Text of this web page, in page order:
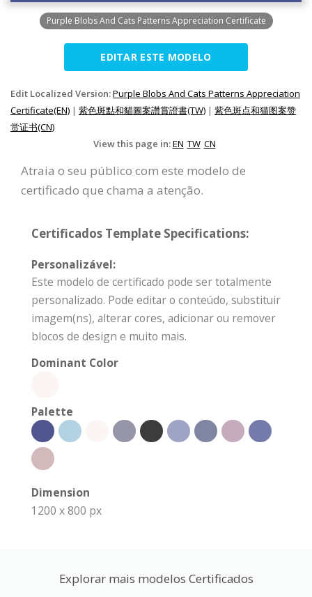
Purple Blobs And Cats Patterns Appreciation Certificate
EDITAR ESTE MODELO
Edit Localized Version:Purple Blobs And Cats Patterns Appreciation
Certificate(EN) | 紫色斑點和貓圖案讚賞證書(TW) | 紫色斑点和猫图案赞
赏证书(CN)
View this page in:EN TW CN
Atraia o seu público com este modelo de
certificado que chama a atenção.
Certificados Template Specifications:
Personalizável:
Este modelo de certificado pode ser totalmente
personalizado. Pode editar o conteúdo, substituir
imagem(ns), alterar cores, adicionar ou remover
blocos de design e muito mais.
Dominant Color
Palette
Dimension
1200 x 800 px
Explorar mais modelos Certificados